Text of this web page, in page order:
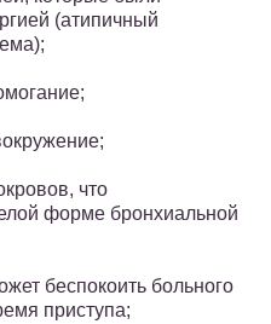
(атипичный
что
форме бронхиальной
беспокоить больного
приступа;